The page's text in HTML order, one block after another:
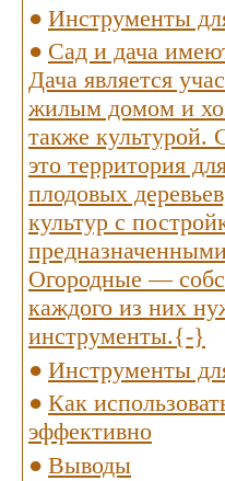
Инструменты
Сад и дача
Дача является
жилым домом и
также
это территория
плодовых
культур с
Огородные —
каждого из них
инструменты.{-}
Инструменты
Как
эффективно
Выводы